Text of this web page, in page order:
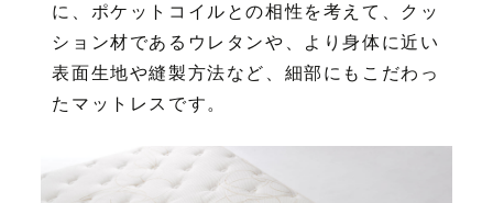
に、ポケットコイルとの相性を考えて、クッ
ション材であるウレタンや、より身体に近い
表面生地や縫製方法など、細部にもこだわっ
たマットレスです。